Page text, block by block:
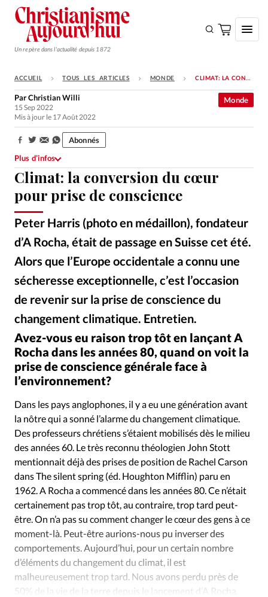
Un repère dans l'actualité depuis 1872
S'ABONNER
Monde
Opinions
Tous les articles
Faire un don
Emploi
Se connecter
Édition: Internationale
RUBRIQUES
Tous les articles
Actualité chrétienne
Actualité internationale
Chronique
Culture
Dossier
Eglises Foi Génération réveil
Opinions
Publireportage
Société
Tour du monde des Eglises
Trait d'Ixène
Vécu
Vie Intérieure
ACCUEIL TOUS LES ARTICLES MONDE CLIMAT: LA CONVERSION DU CŒUR POUR PRISE DE CONSCIENCE
Climat: la conversion du cœur
pour prise de conscience
Peter Harris (photo en médaillon), fondateur
d’A Rocha, était de passage en Suisse cet été.
Alors que l’Europe occidentale a connu une
sécheresse exceptionnelle, c’est l’occasion
de revenir sur la prise de conscience du
changement climatique. Entretien.
Monde
ParChristian Willi
15 Sep 2022
Mis à jour le 17 Août 2022
Partager:
Abonnés
Plus d’infos
©DR - Istockphoto
Avez-vous eu raison trop tôt en lançant A
Rocha dans les années 80, quand on voit la
prise de conscience générale face à
l’environnement?
Dans les pays anglophones, il y a eu une génération avant
la nôtre qui a sonné l’alarme du changement climatique.
Des professeurs chrétiens s’étaient mobilisés dès le milieu
des années 60. Le très reconnu théologien John Stott
mentionnait déjà des prises de position de Rachel Carson
dans The silent spring (éd. Houghton Mifflin) paru en
1962. A Rocha a commencé dans les années 80. Ce n’était
certainement pas trop tôt, au contraire, trop tard peut-
être. On n’a pas su comment changer le cœur des gens à ce
moment-là. Peut-être aurions-nous pu inverser des
comportements. Aujourd’hui, pour un certain nombre
d’éléments du changement du climat, il est
malheureusement trop tard. Nous avons perdu près de
50% de la vie de la terre depuis le lancement d’A Rocha.